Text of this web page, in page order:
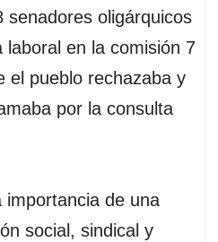
oligárquicos
laboral en la comisión 7
el pueblo rechazaba y
por la consulta
de una
social, sindical y